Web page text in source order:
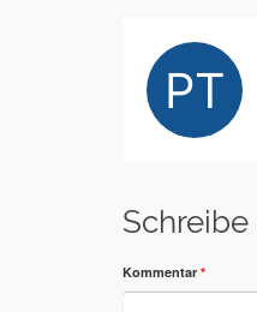
Kommentar *